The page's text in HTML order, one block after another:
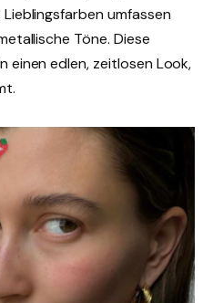
umfassen
Töne. Diese
einen edlen, zeitlosen Look,